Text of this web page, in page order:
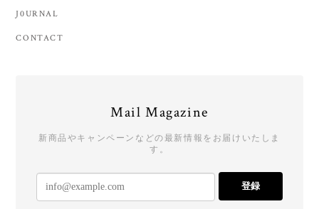
J0URNAL
CONTACT
Mail Magazine
新商品やキャンペーンなどの最新情報をお届けいたしま
す。
登録